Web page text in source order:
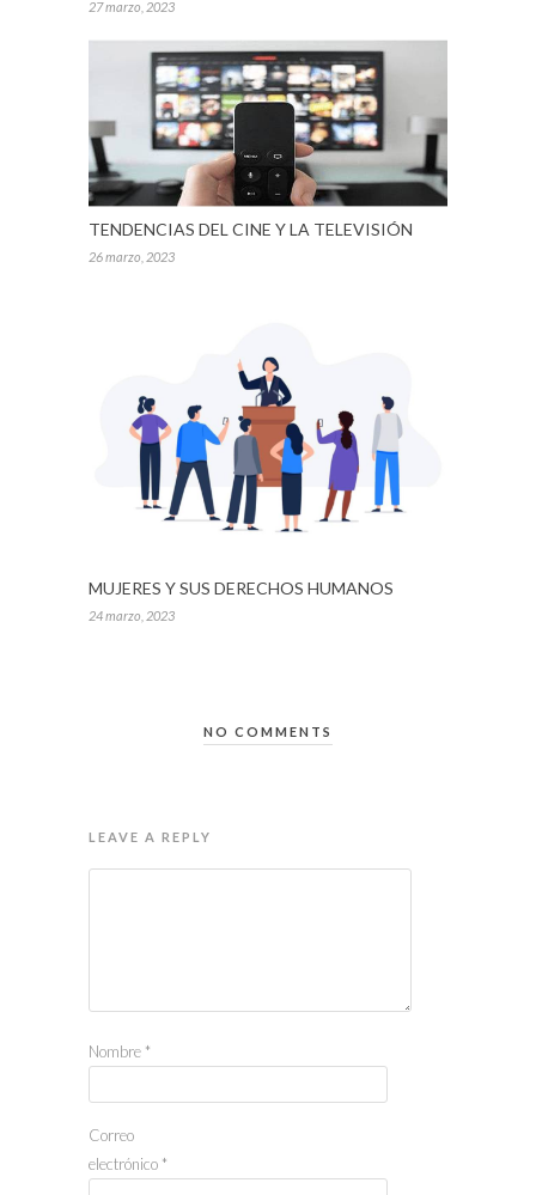
27 marzo, 2023
TENDENCIAS DEL CINE Y LA TELEVISIÓN
26 marzo, 2023
MUJERES Y SUS DERECHOS HUMANOS
24 marzo, 2023
NO COMMENTS
LEAVE A REPLY
Nombre *
Correo
electrónico *